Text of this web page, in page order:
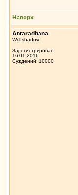
Наверх
Antaradhana
Wolfshadow
Зарегистрирован:
16.01.2016
Суждений: 10000